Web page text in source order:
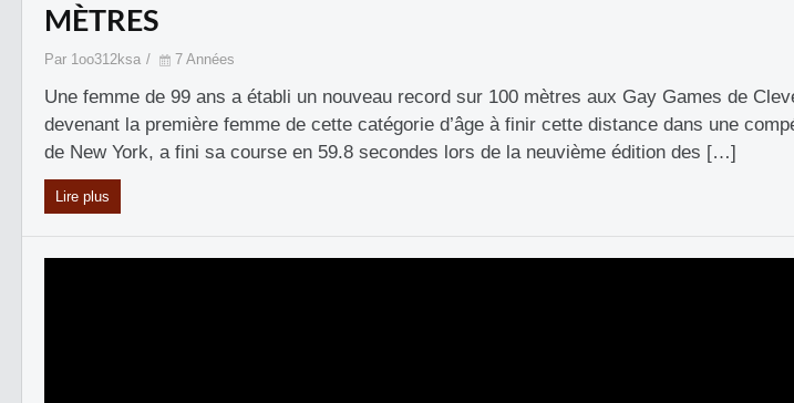
MÈTRES
Par 1oo312ksa 7 Années
Une femme de 99 ans a établi un nouveau record sur 100 mètres aux Gay Games de
devenant la première femme de cette catégorie d’âge à finir cette distance dans une
de New York, a fini sa course en 59.8 secondes lors de la neuvième édition des […]
Lire plus